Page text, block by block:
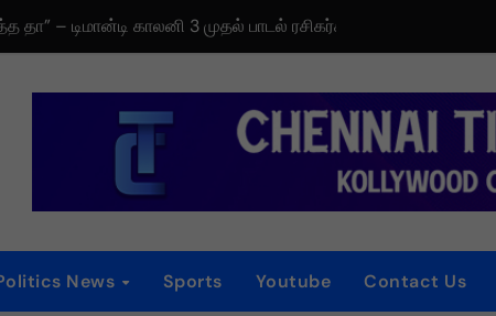
வெளியீட்டு விழா!
News Sports Youtube Contact Us